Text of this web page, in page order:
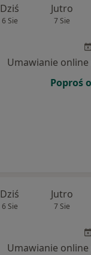
Dziś
6 Sie
Jutro
7 Sie
Umawianie
Poproś
Dziś
6 Sie
Jutro
7 Sie
Umawianie